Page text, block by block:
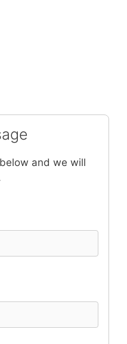
and we will